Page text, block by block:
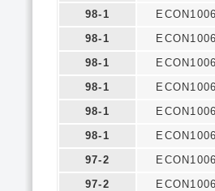
98-1
ECON1006
98-1
ECON1006
98-1
ECON1006
98-1
ECON1006
98-1
ECON1006
98-1
ECON1006
97-2
ECON1006
97-2
ECON1006